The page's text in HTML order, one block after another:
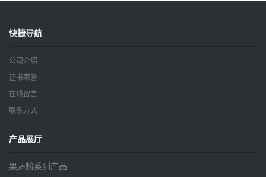
快捷导航
公司介绍
证书荣誉
在线留言
联系方式
产品展厅
果蔬粉系列产品